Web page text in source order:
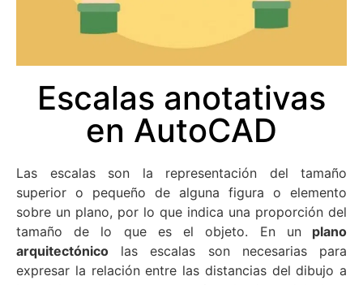
Escalas anotativas
en AutoCAD
Las escalas son la representación del tamaño
superior o pequeño de alguna figura o elemento
sobre un plano, por lo que indica una proporción del
tamaño de lo que es el objeto. En unplano
arquitectónico las escalas son necesarias para
expresar la relación entre las distancias del dibujo a